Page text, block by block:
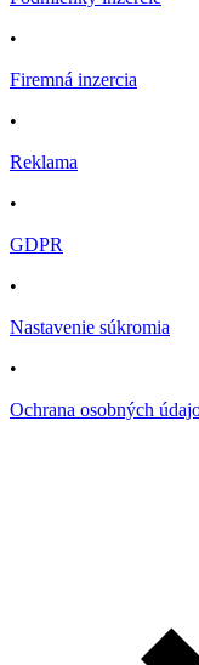
•
Firemná inzercia
•
Reklama
•
GDPR
•
Nastavenie súkromia
•
Ochrana osobných